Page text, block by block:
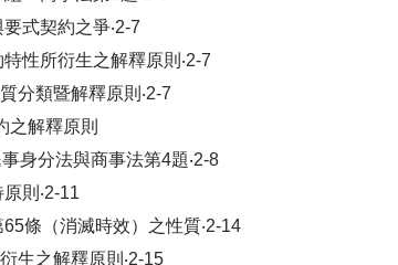
式契約之爭‧2-7
性所衍生之解釋原則‧2-7
分類暨解釋原則‧2-7
之解釋原則
身分法與商事法第4題‧2-8
則‧2-11
條（消滅時效）之性質‧2-14
生之解釋原則‧2-15